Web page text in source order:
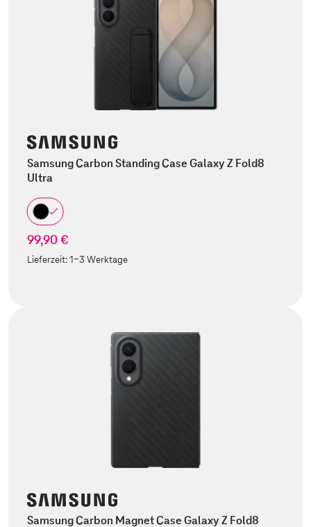
Samsung Carbon Standing Case Galaxy Z Fold8
Ultra
99,90 €
Lieferzeit:1-3 Werktage
Samsung Carbon Magnet Case Galaxy Z Fold8